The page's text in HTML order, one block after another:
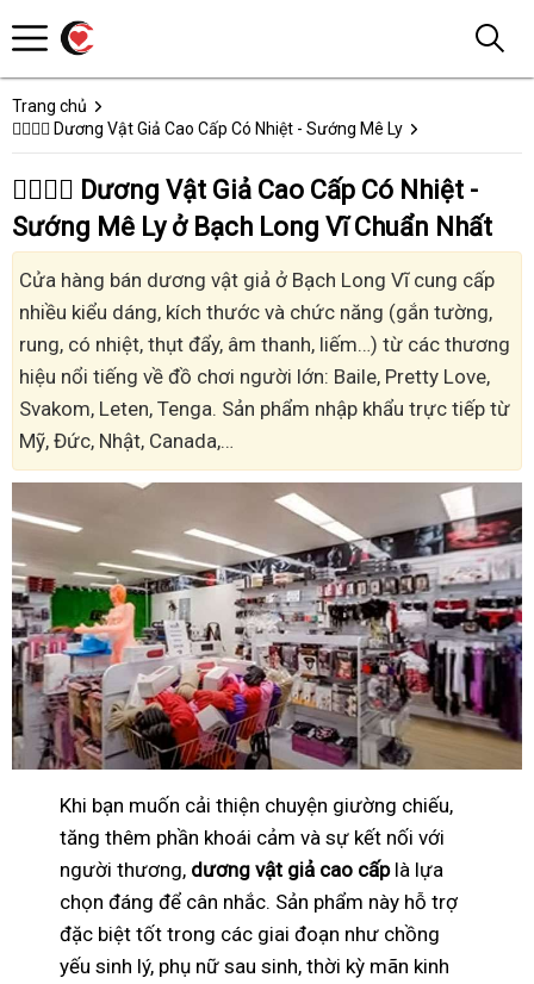
Trang chủ
👩‍❤️‍💋‍👨 Dương Vật Giả Cao Cấp Có Nhiệt - Sướng Mê Ly
👩‍❤️‍💋‍👨 Dương Vật Giả Cao Cấp Có Nhiệt -
Sướng Mê Ly ở Bạch Long Vĩ Chuẩn Nhất
Cửa hàng bán dương vật giả ở Bạch Long Vĩ cung cấp
nhiều kiểu dáng, kích thước và chức năng (gắn tường,
rung, có nhiệt, thụt đẩy, âm thanh, liếm…) từ các thương
hiệu nổi tiếng về đồ chơi người lớn: Baile, Pretty Love,
Svakom, Leten, Tenga. Sản phẩm nhập khẩu trực tiếp từ
Mỹ, Đức, Nhật, Canada,…
Khi bạn muốn cải thiện chuyện giường chiếu,
tăng thêm phần khoái cảm và sự kết nối với
người thương, dương vật giả cao cấplà lựa
chọn đáng để cân nhắc. Sản phẩm này hỗ trợ
đặc biệt tốt trong các giai đoạn như chồng
yếu sinh lý, phụ nữ sau sinh, thời kỳ mãn kinh